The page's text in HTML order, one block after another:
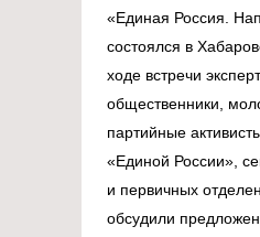
«Единая Россия.
состоялся в
ходе встречи
общественники,
партийные
«Единой России»,
и первичных
обсудили